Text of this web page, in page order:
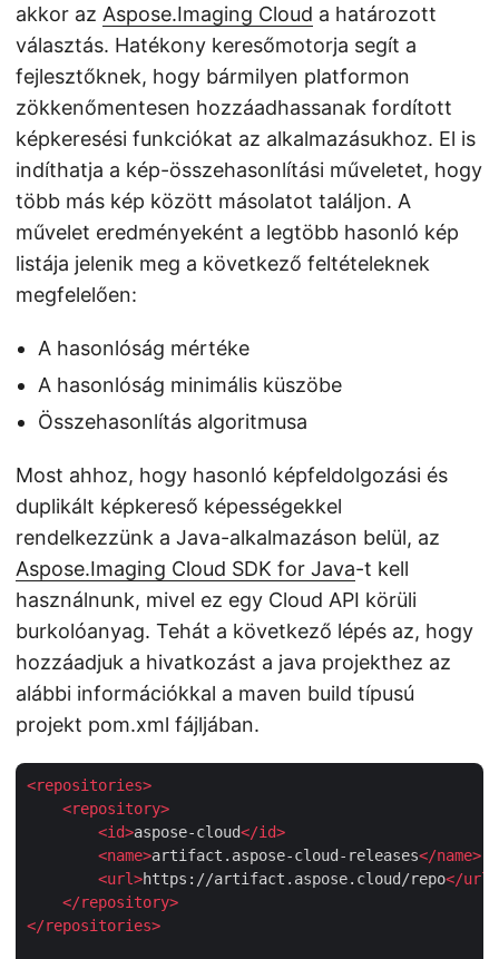
akkor az Aspose.Imaging Cloud a határozott
választás. Hatékony keresőmotorja segít a
fejlesztőknek, hogy bármilyen platformon
zökkenőmentesen hozzáadhassanak fordított
képkeresési funkciókat az alkalmazásukhoz. El is
indíthatja a kép-összehasonlítási műveletet, hogy
több más kép között másolatot találjon. A
művelet eredményeként a legtöbb hasonló kép
listája jelenik meg a következő feltételeknek
megfelelően:
A hasonlóság mértéke
A hasonlóság minimális küszöbe
Összehasonlítás algoritmusa
Most ahhoz, hogy hasonló képfeldolgozási és
duplikált képkereső képességekkel
rendelkezzünk a Java-alkalmazáson belül, az
Aspose.Imaging Cloud SDK for Java-t kell
használnunk, mivel ez egy Cloud API körüli
burkolóanyag. Tehát a következő lépés az, hogy
hozzáadjuk a hivatkozást a java projekthez az
alábbi információkkal a maven build típusú
projekt pom.xml fájljában.
<repositories>
<repository>
<id>aspose-cloud</id>
<name>artifact.aspose-cloud-releases</name>
<url>https://artifact.aspose.cloud/repo</url
</repository>
</repositories>